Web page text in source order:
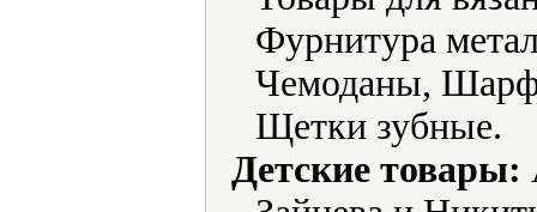
Фурнитура
Чемоданы,
Щетки зубные.
Детские товары: